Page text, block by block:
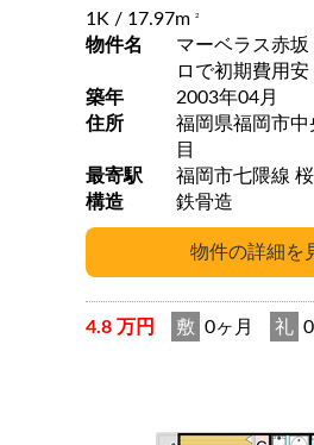
1K / 17.97m 2
物件名
マーベラス赤
ロで初期費用安
築年
2003年04月
住所
福岡県福岡市
目
最寄駅
構造
鉄骨造
4.8 万円 敷 0ヶ月 礼